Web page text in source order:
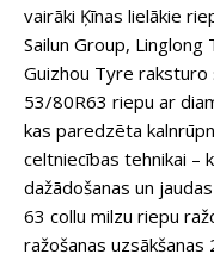
vairāki Ķīnas lielākie
Sailun Group,
Guizhou Tyre raksturo
53/80R63 riepu ar
kas paredzēta
celtniecības tehnikai –
dažādošanas un
63 collu milzu riepu
ražošanas